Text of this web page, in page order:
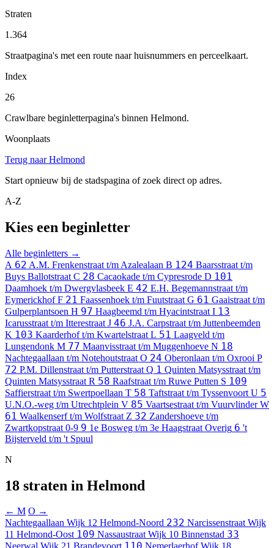
Straten
1.364
Straatpagina's met een route naar huisnummers en perceelkaart.
Index
26
Crawlbare beginletterpagina's binnen Helmond.
Woonplaats
Terug naar Helmond
Start opnieuw bij de stadspagina of zoek direct op adres.
A-Z
Kies een beginletter
Alle beginletters →
A 62 A.M. Frenkenstraat t/m Azalealaan B 124 Baarsstraat t/m
Buys Ballotstraat C 28 Cacaokade t/m Cypresrode D 101
Daamhoek t/m Dwergvlasbeek E 42 E.H. Begemannstraat t/m
EymerickhofF 21 Faassenhoek t/m Fuutstraat G 61 Gaaistraat t/m
Gulperplantsoen H 97 Haagbeemd t/m Hyacintstraat I 13
Icarusstraat t/m Itterestraat J 46 J.A. Carpstraat t/m Juttenbeemden
K 103 Kaarderhof t/m Kwartelstraat L 51 Laagveld t/m
Lungendonk M 77 Maanvisstraat t/m Muggenhoeve N 18
Nachtegaallaan t/m Notehoutstraat O 24 Oberonlaan t/m Oxrooi P
72 P.M. Dillenstraat t/m Putterstraat Q 1 Quinten Matsysstraat t/m
Quinten Matsysstraat R 58 Raafstraat t/m Ruwe Putten S 109
Saffierstraat t/m Swertpoellaan T 58 Taftstraat t/m Tyssenvoort U 5
U.N.O.-weg t/m Utrechtplein V 85 Vaartsestraat t/m VuurvlinderW
61 Waalkenserf t/m Wolfstraat Z 32 Zandershoeve t/m
Zwartkopstraat 0-9 9 1e Bosweg t/m 3e Haagstraat Overig 6 't
Bijsterveld t/m 't Spuul
N
18 straten in Helmond
← M O →
Nachtegaallaan Wijk 12 Helmond-Noord 232 Narcissenstraat Wijk
11 Helmond-Oost 109 Nassaustraat Wijk 10 Binnenstad 33